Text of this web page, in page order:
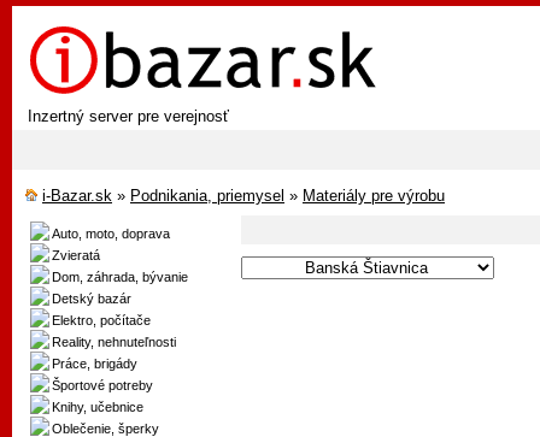
Inzertný server pre verejnosť
i-Bazar.sk » Podnikania, priemysel » Materiály pre výrobu
Auto, moto, doprava
Zvieratá
Dom, záhrada, bývanie
Detský bazár
Elektro, počítače
Reality, nehnuteľnosti
Práce, brigády
Športové potreby
Knihy, učebnice
Oblečenie, šperky